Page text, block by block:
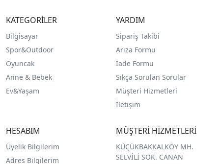
KATEGORİLER
Bilgisayar
Spor&Outdoor
Oyuncak
Anne & Bebek
Ev&Yaşam
YARDIM
Sipariş Takibi
Arıza Formu
İade Formu
Sıkça Sorulan Sorular
Müşteri Hizmetleri
İletişim
HESABIM
Üyelik Bilgilerim
Adres Bilgilerim
MÜŞTERİ HİZMETLERİ
KÜÇÜKBAKKALKÖY MH.
SELVİLİ SOK. CANAN